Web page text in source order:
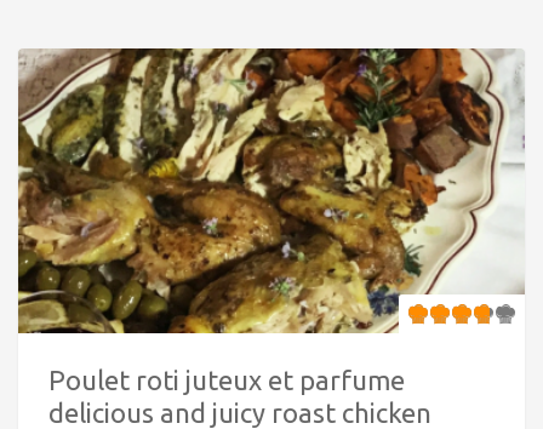
Poulet roti juteux et parfume
delicious and juicy roast chicken